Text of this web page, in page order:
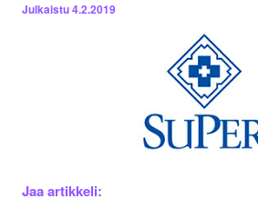
Julkaistu4.2.2019
Jaa artikkeli: